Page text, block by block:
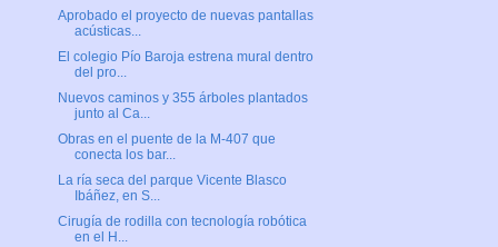
Aprobado el proyecto de nuevas pantallas
acústicas...
El colegio Pío Baroja estrena mural dentro
del pro...
Nuevos caminos y 355 árboles plantados
junto al Ca...
Obras en el puente de la M-407 que
conecta los bar...
La ría seca del parque Vicente Blasco
Ibáñez, en S...
Cirugía de rodilla con tecnología robótica
en el H...